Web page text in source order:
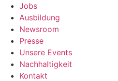
Jobs
Ausbildung
Newsroom
Presse
Unsere Events
Nachhaltigkeit
Kontakt